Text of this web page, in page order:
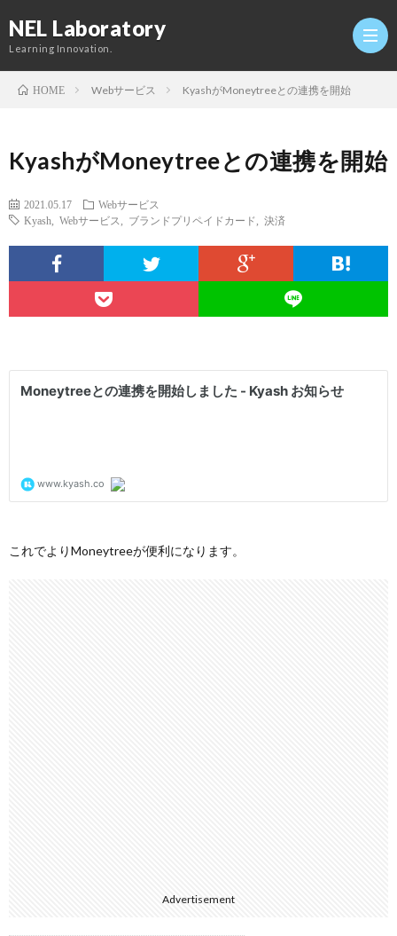
NEL Laboratory
Learning Innovation.
HOME Webサービス KyashがMoneytreeとの連携を開始
KyashがMoneytreeとの連携を開始
2021.05.17
Webサービス
Kyash
Webサービス ブランドプリペイドカード 決済
これでよりMoneytreeが便利になります。
Advertisement